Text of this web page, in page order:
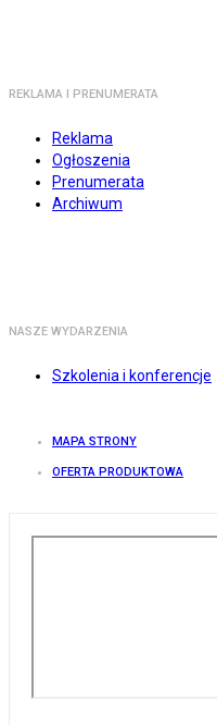
REKLAMA I PRENUMERATA
Reklama
Ogłoszenia
Prenumerata
Archiwum
NASZE WYDARZENIA
Szkolenia i konferencje
MAPA STRONY
OFERTA PRODUKTOWA